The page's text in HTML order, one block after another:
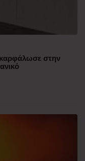
στην